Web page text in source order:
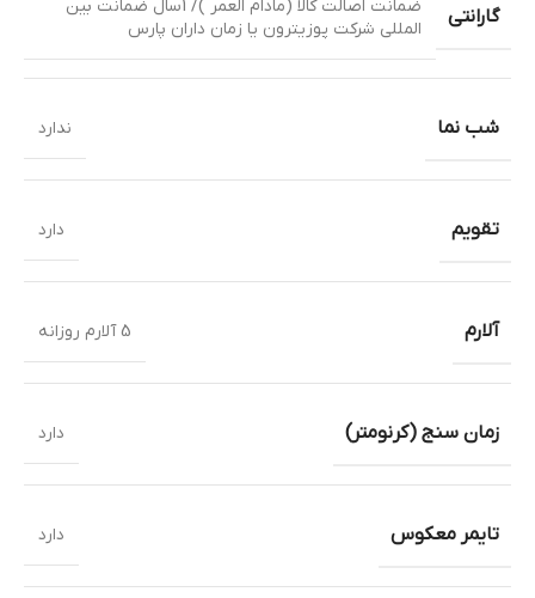
گارانتی
ضمانت اصالت کالا (مادام العمر )/ 1سال ضمانت بین
المللی شرکت پوزیترون یا زمان داران پارس
شب نما ندارد
تقویم دارد
آلارم 5 آلارم روزانه
زمان سنج (کرنومتر) دارد
تایمر معکوس دارد